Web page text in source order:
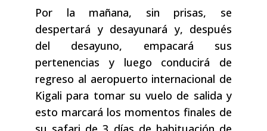
Por la mañana, sin prisas, se
despertará y desayunará y, después
del desayuno, empacará sus
pertenencias y luego conducirá de
regreso al aeropuerto internacional de
Kigali para tomar su vuelo de salida y
esto marcará los momentos finales de